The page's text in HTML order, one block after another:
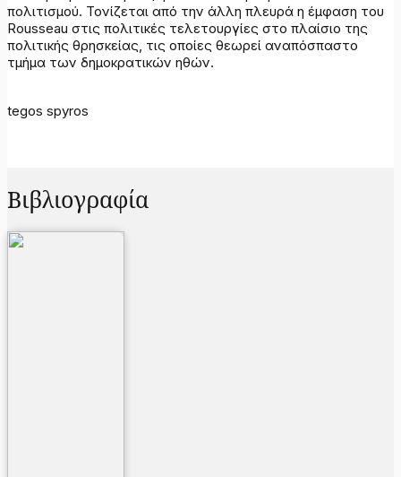
πολιτισμού. Τονίζεται από την άλλη πλευρά η έμφαση του
Rousseau στις πολιτικές τελετουργίες στο πλαίσιο της
πολιτικής θρησκείας, τις οποίες θεωρεί αναπόσπαστο
τμήμα των δημοκρατικών ηθών.
tegos spyros
Βιβλιογραφία